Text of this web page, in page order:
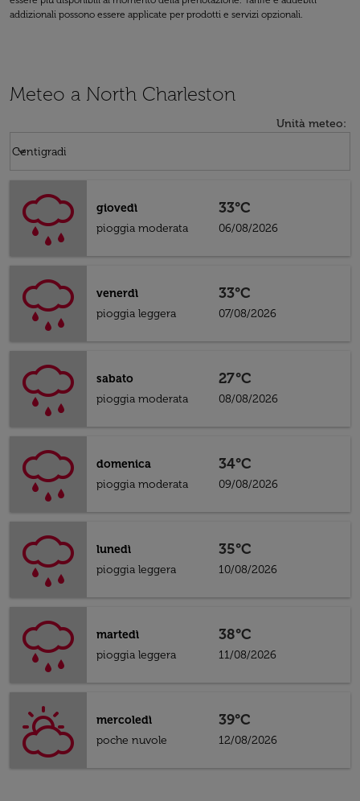
addizionali possono essere applicate per prodotti e servizi opzionali.
Meteo a North Charleston
Unità meteo:
Centigradi
keyboard_arrow_down
giovedì
pioggia moderata
33°C
06/08/2026
venerdì
pioggia leggera
33°C
07/08/2026
sabato
pioggia moderata
27°C
08/08/2026
domenica
pioggia moderata
34°C
09/08/2026
lunedì
pioggia leggera
35°C
10/08/2026
martedì
pioggia leggera
38°C
11/08/2026
mercoledì
poche nuvole
39°C
12/08/2026